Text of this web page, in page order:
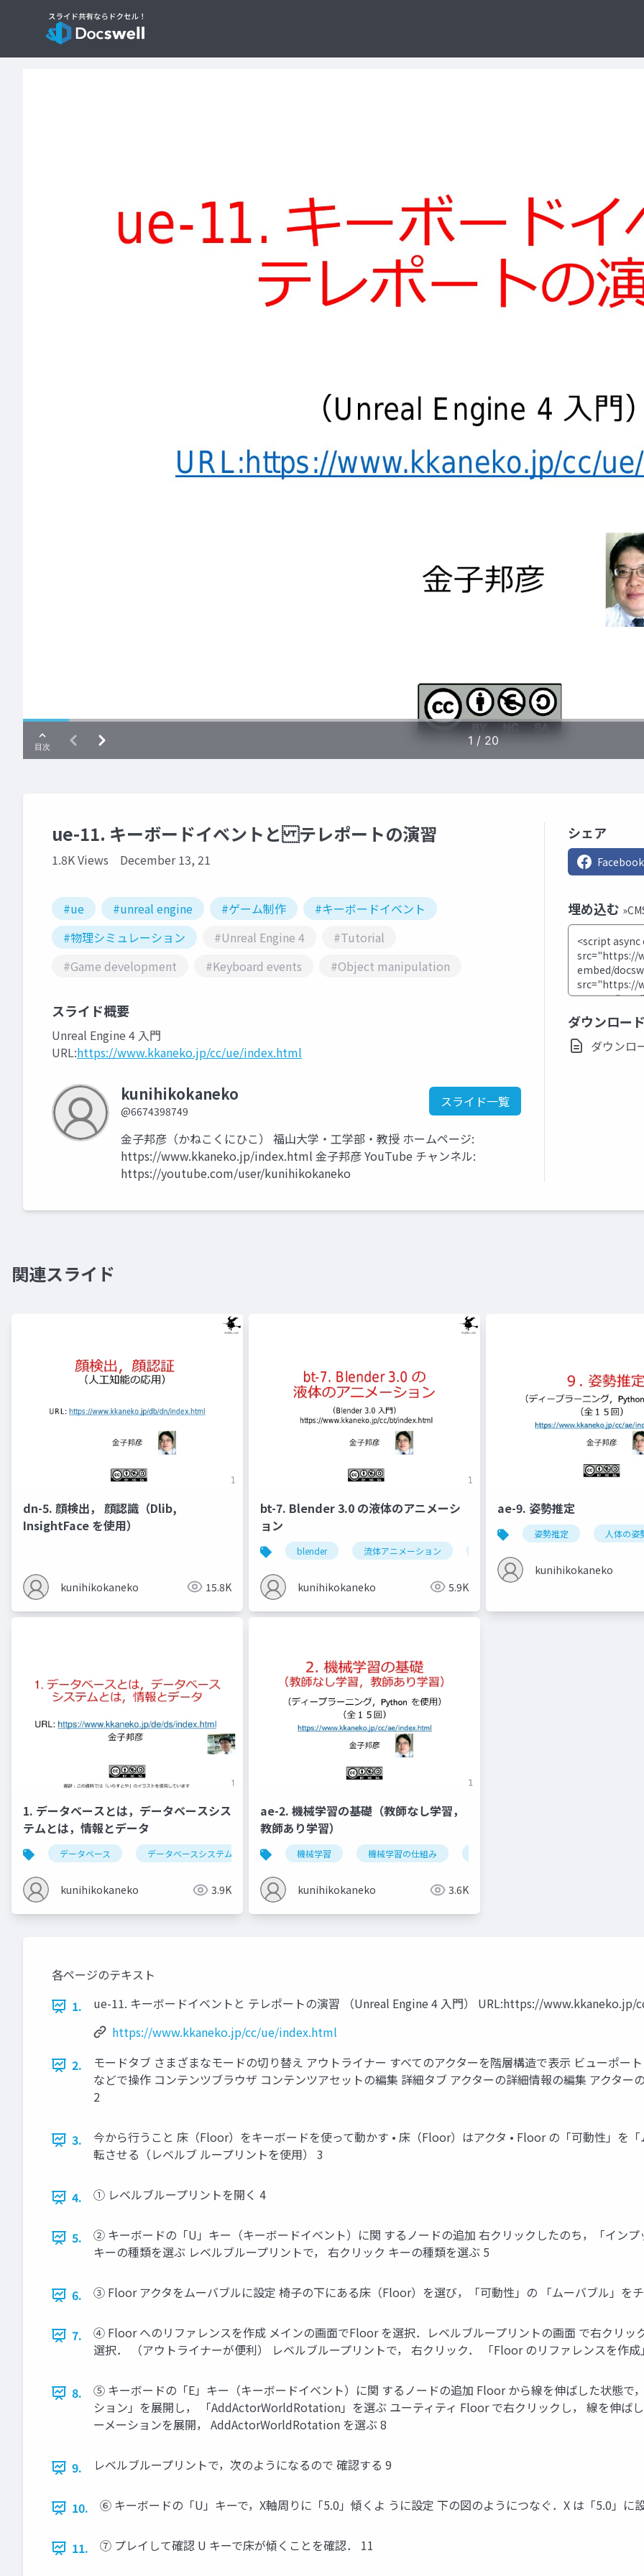
ue-11. キーボードイベントと テレポートの演習
1.8K Views December 13, 21
#ue #unreal engine #ゲーム制作
#キーボードイベント
#物理シミュレーション
#Unreal Engine 4
#Tutorial
#Game development
#Keyboard events #Object manipulation
スライド概要
Unreal Engine 4 入門
URL:https://www.kkaneko.jp/cc/ue/index.html
kunihikokaneko
@6674398749
スライド一覧
金子邦彦（かねこくにひこ） 福山大学・工学部・教授 ホームページ:
https://www.kkaneko.jp/index.html 金子邦彦 YouTube チャンネル:
https://youtube.com/user/kunihikokaneko
シェア
Facebook
埋め込む
ダウンロード
ダウンロ
関連スライド
dn-5. 顔検出， 顔認識（Dlib,
InsightFace を使用）
kunihikokaneko 15.8K
bt-7. Blender 3.0 の液体のアニメーシ
ョン
blender 流体アニメーション
kunihikokaneko 5.9K
ae-9. 姿勢推定
姿勢推定 人体の姿
kunihikokaneko
1. データベースとは，データベースシス
テムとは，情報とデータ
データベース データベースシステム 情報とデータ データの種類 オープンデータ
kunihikokaneko 3.9K
ae-2. 機械学習の基礎（教師なし学習，
教師あり学習）
機械学習 機械学習の仕組み
kunihikokaneko 3.6K
各ページのテキスト
1.
ue-11. キーボードイベントと テレポートの演習 （Unreal Engine 4 入門） URL:https://
https://www.kkaneko.jp/cc/ue/index.html
2.
モードタブ さまざまなモードの切り替え アウトライナー すべてのアクターを階層構造で表示 ビューポー
などで操作 コンテンツブラウザ コンテンツアセットの編集 詳細タブ アクターの詳細情報の編集 アクタ
2
3.
今から行うこと 床（Floor）をキーボードを使って動かす • 床（Floor）はアクタ • Floor の「可動性」を
転させる（レベルブ ループリントを使用） 3
4. ① レベルブループリントを開く 4
5.
② キーボードの「U」キー（キーボードイベント）に関 するノードの追加 右クリックしたのち，「インプ
キーの種類を選ぶ レベルブループリントで， 右クリック キーの種類を選ぶ 5
6. ③ Floor アクタをムーバブルに設定 椅子の下にある床（Floor）を選び，「可動性」の 「ムーバブル」を
7.
④ Floor へのリファレンスを作成 メインの画面でFloor を選択．レベルブループリントの画面 で右クリ
選択． （アウトライナーが便利） レベルブループリントで， 右クリック． 「Floor のリファレンスを作成
8.
⑤ キーボードの「E」キー（キーボードイベント）に関 するノードの追加 Floor から線を伸ばした状態で
ション」を展開し， 「AddActorWorldRotation」を選ぶ ユーティティ Floor で右クリックし， 線を伸ば
ーメーションを展開， AddActorWorldRotation を選ぶ 8
9. レベルブループリントで，次のようになるので 確認する 9
10. ⑥ キーボードの「U」キーで，X軸周りに「5.0」傾くよ うに設定 下の図のようにつなぐ．X は「5.0」に
11. ⑦ プレイして確認 U キーで床が傾くことを確認． 11